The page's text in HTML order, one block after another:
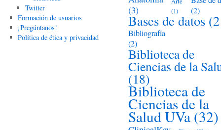
Twitter
Formación de usuarios
¡Pregúntanos!
Política de ética y privacidad
(3)
(1)
(2)
Bases de datos
Bibliografía
(2)
Biblioteca de
Ciencias de la
(18)
Biblioteca de
Ciencias de la
Salud UVa (32)